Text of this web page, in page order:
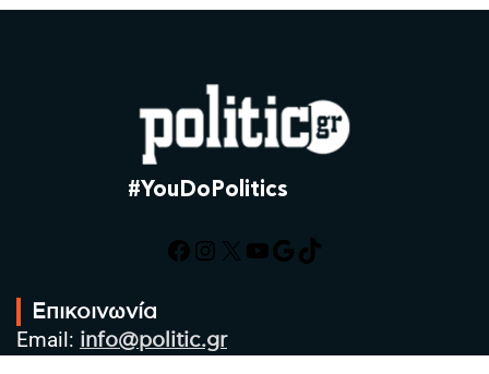
#YouDoPolitics
Facebook
Instagram
X YouTube
Google
TikTok
Επικοινωνία
Email: info@politic.gr